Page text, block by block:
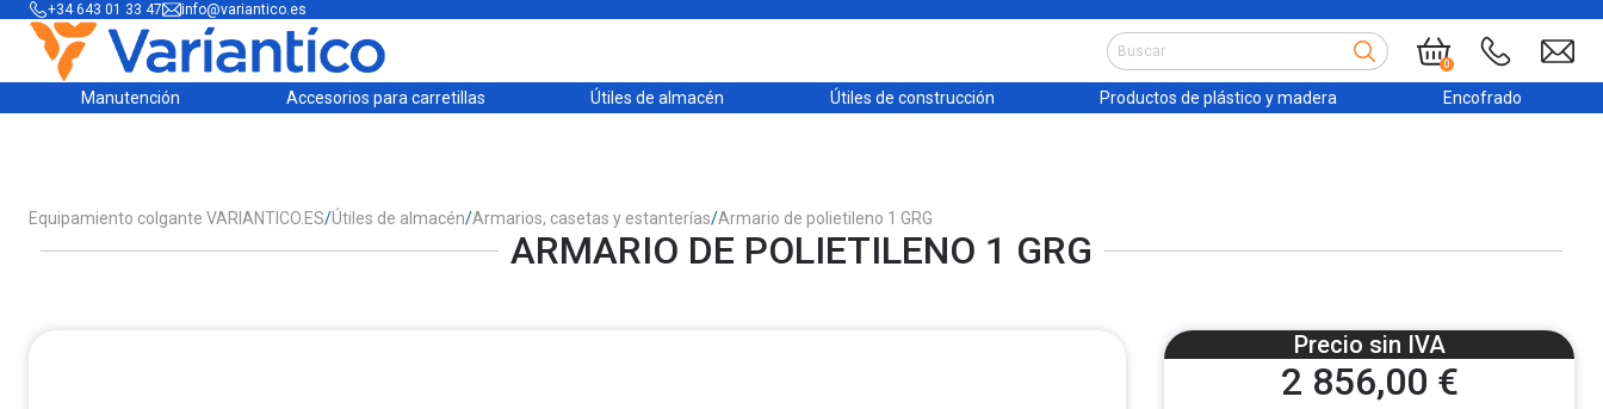
+34 643 01 33 47 info@variantico.es
0
Manutención Accesorios para carretillas Útiles de almacén Útiles de construcción Productos de plástico y madera Encofrado
Equipamiento colgante VARIANTICO.ES/Útiles de almacén/Armarios, casetas y estanterías/Armario de polietileno 1 GRG
ARMARIO DE POLIETILENO 1 GRG
Precio sin IVA
2 856,00 €